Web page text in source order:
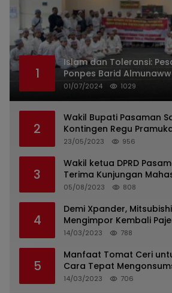
1
Islam dan Toleransi:
Ponpes Barid
Indonesia
01/07/2024 1029
2
Wakil Bupati Pasaman
Kontingen Regu
Pasaman
23/05/2023 956
3
Wakil ketua DPRD
Terima Kunjungan
05/08/2023 808
4
Demi Xpander,
Mengimpor Kembali
14/03/2023 788
5
Manfaat Tomat Ceri
Cara Tepat
14/03/2023 706